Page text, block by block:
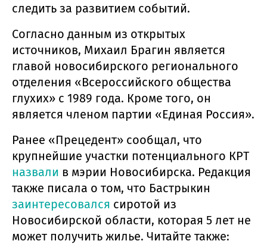
следить за развитием событий.
Согласно данным из открытых
источников, Михаил Брагин является
главой новосибирского регионального
отделения «Всероссийского общества
глухих» с 1989 года. Кроме того, он
является членом партии «Единая Россия».
Ранее «Прецедент» сообщал, что
крупнейшие участки потенциального КРТ
назвали в мэрии Новосибирска. Редакция
также писала о том, что Бастрыкин
заинтересовался сиротой из
Новосибирской области, которая 5 лет не
может получить жилье. Читайте также: